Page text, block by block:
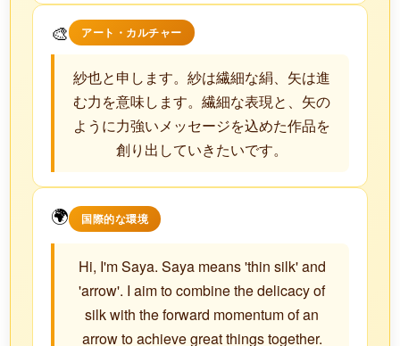
🎨 アート・カルチャー
紗也と申します。紗は繊細な絹、矢は進
む力を意味します。繊細な表現と、矢の
ように力強いメッセージを込めた作品を
創り出していきたいです。
🌍 国際的な環境
Hi, I'm Saya. Saya means 'thin silk' and
'arrow'. I aim to combine the delicacy of
silk with the forward momentum of an
arrow to achieve great things together.